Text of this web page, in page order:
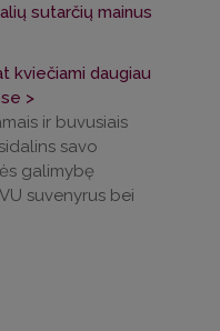
sutarčių mainus
kviečiami daugiau
>
ir buvusiais
savo
galimybę
suvenyrus bei